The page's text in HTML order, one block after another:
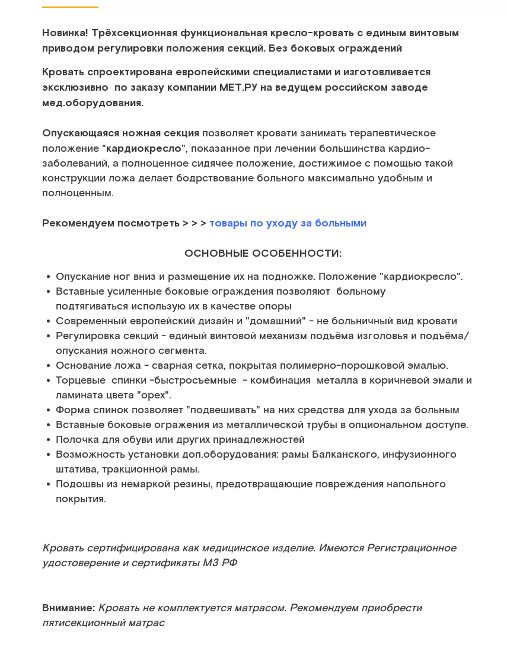
Новинка! Трёхсекционная функциональная кресло-кровать с единым винтовым
приводом регулировки положения секций. Без боковых ограждений
Кровать спроектирована европейскими специалистами и изготовливается
эксклюзивно по заказу компании МЕТ.РУ на ведущем российском заводе
мед.оборудования.
Опускающаяся ножная секция позволяет кровати занимать терапевтическое
положение "кардиокресло", показанное при лечении большинства кардио-
заболеваний, а полноценное сидячее положение, достижимое с помощью такой
конструкции ложа делает бодрствование больного максимально удобным и
полноценным.
Рекомендуем посмотреть > > > товары по уходу за больными
ОСНОВНЫЕ ОСОБЕННОСТИ:
Опускание ног вниз и размещение их на подножке. Положение "кардиокресло".
Вставные усиленные боковые ограждения позволяют больному
подтягиваться использую их в качестве опоры
Современный европейский дизайн и "домашний" - не больничный вид кровати
Регулировка секций - единый винтовой механизм подъёма изголовья и подъёма/
опускания ножного сегмента.
Основание ложа - сварная сетка, покрытая полимерно-порошковой эмалью.
Торцевые спинки -быстросъемные - комбинация металла в коричневой эмали и
ламината цвета "орех".
Форма спинок позволяет "подвешивать" на них средства для ухода за больным
Вставные боковые огражения из металлической трубы в опциональном доступе.
Полочка для обуви или других принадлежностей
Возможность установки доп.оборудования: рамы Балканского, инфузионного
штатива, тракционной рамы.
Подошвы из немаркой резины, предотвращающие повреждения напольного
покрытия.
Кровать сертифицирована как медицинское изделие. Имеются Регистрационное
удостоверение и сертификаты МЗ РФ
Внимание: Кровать не комплектуется матрасом. Рекомендуем приобрести
пятисекционный матрас